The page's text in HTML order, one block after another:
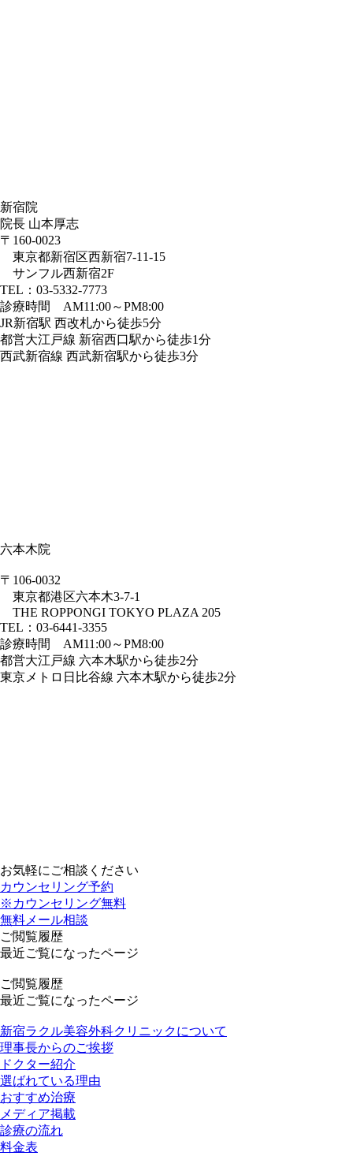
新宿院
院長 山本厚志
〒160-0023
東京都新宿区西新宿7-11-15
サンフル西新宿2F
TEL：03-5332-7773
診療時間 AM11:00～PM8:00
JR新宿駅 西改札から徒歩5分
都営大江戸線 新宿西口駅から徒歩1分
西武新宿線 西武新宿駅から徒歩3分
六本木院
〒106-0032
東京都港区六本木3-7-1
THE ROPPONGI TOKYO PLAZA 205
TEL：03-6441-3355
診療時間 AM11:00～PM8:00
都営大江戸線 六本木駅から徒歩2分
東京メトロ日比谷線 六本木駅から徒歩2分
お気軽にご相談ください
カウンセリング予約
※カウンセリング無料
無料メール相談
ご閲覧履歴
最近ご覧になったページ
ご閲覧履歴
最近ご覧になったページ
新宿ラクル美容外科クリニックについて
理事長からのご挨拶
ドクター紹介
選ばれている理由
おすすめ治療
メディア掲載
診療の流れ
料金表